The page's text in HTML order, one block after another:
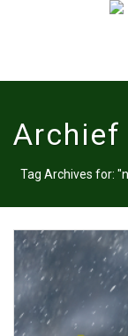
Archief
Tag Archives for: